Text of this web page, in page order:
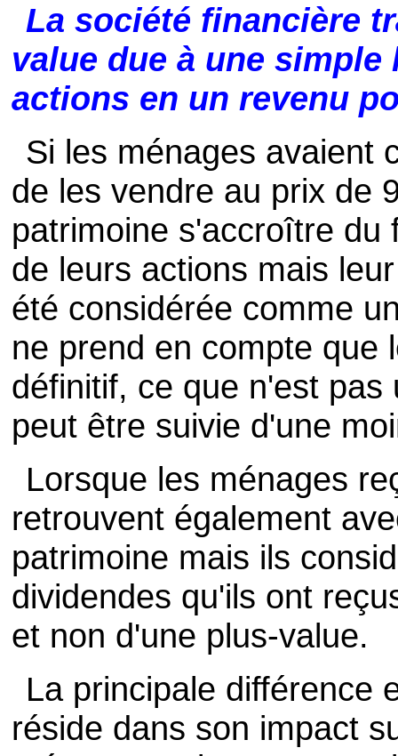
La société financière
value due à une
actions en un revenu
Si les ménages avaient
de les vendre au prix de
patrimoine s'accroître du
de leurs actions mais
été considérée comme
ne prend en compte que
définitif, ce que n'est pas
peut être suivie d'une
Lorsque les ménages
retrouvent également
patrimoine mais ils
dividendes qu'ils ont
et non d'une plus-value.
La principale différence
réside dans son impact